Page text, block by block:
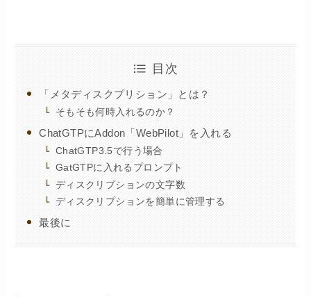
目次
「メタディスクプリション」とは？
そもそも何時入れるのか？
ChatGTPにAddon「WebPilot」を入れる
ChatGTP3.5で行う場合
GatGTPに入れるプロンプト
ディスクリプションの文字数
ディスクリプションを簡単に管理する
最後に